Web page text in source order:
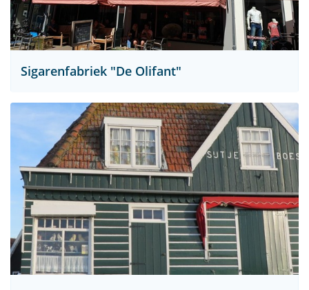
Sigarenfabriek "De Olifant"